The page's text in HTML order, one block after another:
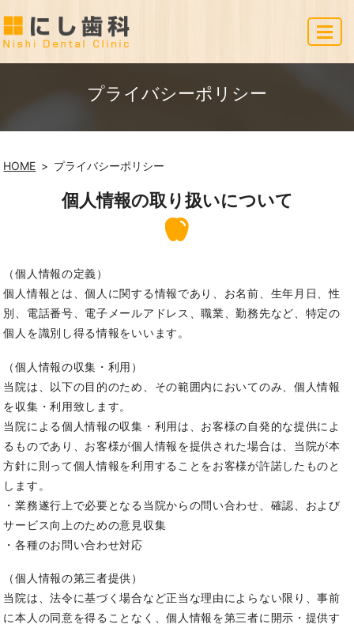
プライバシーポリシー
HOME プライバシーポリシー
個人情報の取り扱いについて
（個人情報の定義）
個人情報とは、個人に関する情報であり、お名前、生年月日、性
別、電話番号、電子メールアドレス、職業、勤務先など、特定の
個人を識別し得る情報をいいます。
（個人情報の収集・利用）
当院は、以下の目的のため、その範囲内においてのみ、個人情報
を収集・利用致します。
当院による個人情報の収集・利用は、お客様の自発的な提供によ
るものであり、お客様が個人情報を提供された場合は、当院が本
方針に則って個人情報を利用することをお客様が許諾したものと
します。
・業務遂行上で必要となる当院からの問い合わせ、確認、および
サービス向上のための意見収集
・各種のお問い合わせ対応
（個人情報の第三者提供）
当院は、法令に基づく場合など正当な理由によらない限り、事前
に本人の同意を得ることなく、個人情報を第三者に開示・提供す